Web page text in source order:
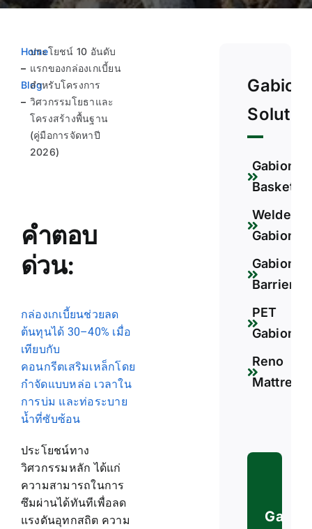
Home
–
Blog
–
ประโยชน์ 10 อันดับ
แรกของกล่องเกเบี้ยน
สำหรับโครงการ
วิศวกรรมโยธาและ
โครงสร้างพื้นฐาน
(คู่มือการจัดหาปี
2026)
คำตอบ
ด่วน:
กล่องเกเบี้ยนช่วยลด
ต้นทุนได้ 30–40% เมื่อ
เทียบกับ
คอนกรีตเสริมเหล็กโดย
กำจัดแบบหล่อ เวลาใน
การบ่ม และท่อระบาย
น้ำที่ซับซ้อน
ประโยชน์ทาง
วิศวกรรมหลัก ได้แก่
ความสามารถในการ
ซึมผ่านได้ทันทีเพื่อลด
แรงดันอุทกสถิต ความ
Gabion
Gabion
Basket
Welded
Gabion
Gabion
Barrier
PET
Gabion
Reno
Mattress